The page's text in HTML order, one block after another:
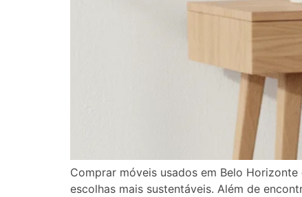
Comprar móveis usados em Belo
escolhas mais sustentáveis. Além de